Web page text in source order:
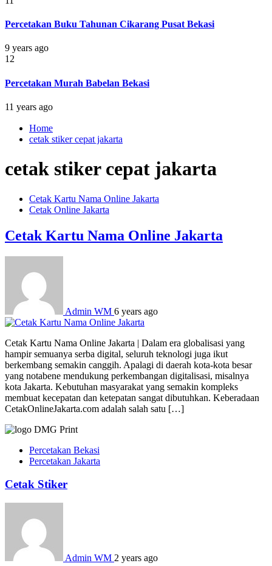
Percetakan Buku Tahunan Cikarang Pusat Bekasi
9 years ago
12
Percetakan Murah Babelan Bekasi
11 years ago
Home
cetak stiker cepat jakarta
cetak stiker cepat jakarta
Cetak Kartu Nama Online Jakarta
Cetak Online Jakarta
Cetak Kartu Nama Online Jakarta
Admin WM 6 years ago
Cetak Kartu Nama Online Jakarta | Dalam era globalisasi yang
hampir semuanya serba digital, seluruh teknologi juga ikut
berkembang semakin canggih. Apalagi di daerah kota-kota besar
yang notabene mendukung perkembangan digitalisasi, misalnya
kota Jakarta. Kebutuhan masyarakat yang semakin kompleks
membuat kecepatan dan ketepatan sangat dibutuhkan. Keberadaan
CetakOnlineJakarta.com adalah salah satu […]
Percetakan Bekasi
Percetakan Jakarta
Cetak Stiker
Admin WM 2 years ago